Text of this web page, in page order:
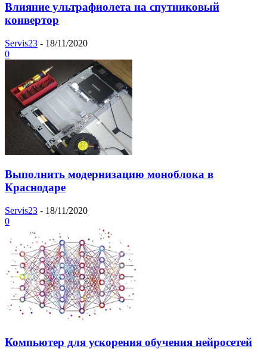
Влияние ультрафиолета на спутниковый
конвертор
Servis23 - 18/11/2020
0
Выполнить модернизацию моноблока в
Краснодаре
Servis23 - 18/11/2020
0
Компьютер для ускорения обучения нейросетей